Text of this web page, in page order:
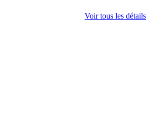
Voir tous les détails